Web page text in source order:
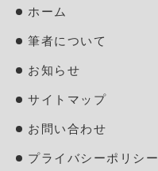
ホーム
筆者について
お知らせ
サイトマップ
お問い合わせ
プライバシーポリシー